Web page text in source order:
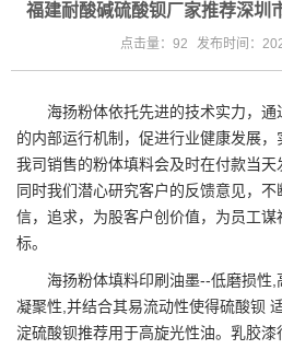
福建耐酸碱硫酸钡厂家推荐深圳
点击量：92 发布时间：
海扬粉体依托先进的技术实力，
的内部运行机制，促进行业健康发展，
我司销售的粉体填料会及时在付款当天
同时我们潜心研究客户的反馈意见，
信，追求，为股客户创价值，为员工谋
标。
海扬粉体填料印刷油墨--低磨损性
凝聚性,并结合其易流动性使得硫酸钡
淀硫酸钡推荐用于高旋光性油。乳胶